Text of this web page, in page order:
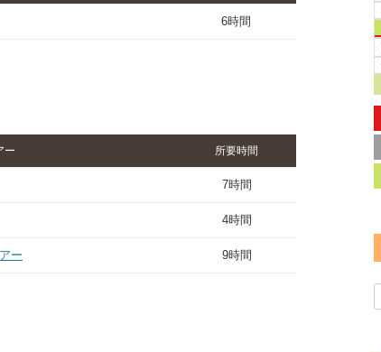
6時間
ー 所要時間
7時間
4時間
ー 9時間